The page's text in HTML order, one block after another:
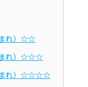
まれ）☆☆
まれ）☆☆☆
まれ）☆☆☆☆